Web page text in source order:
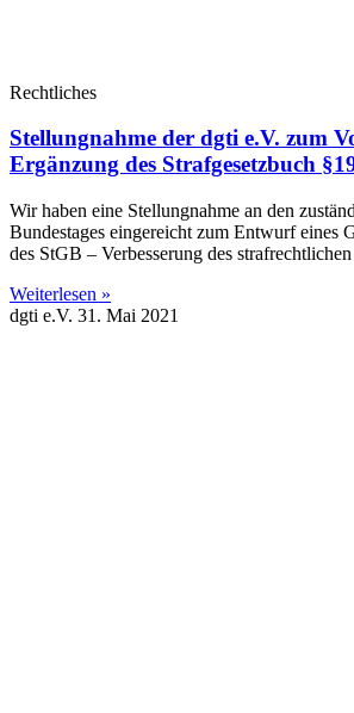
Rechtliches
Stellungnahme der dgti e.V. zum
Ergänzung des Strafgesetzbuch
Wir haben eine Stellungnahme an den
Bundestages eingereicht zum Entwurf eines
des StGB – Verbesserung des
Weiterlesen »
dgti e.V. 31. Mai 2021